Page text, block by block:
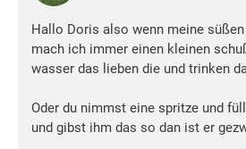
Hallo Doris also wenn meine
mach ich immer einen kleinen
wasser das lieben die und trinken
Oder du nimmst eine spritze und
und gibst ihm das so dan ist er